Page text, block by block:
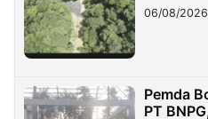
06/08/
Pemda
PT